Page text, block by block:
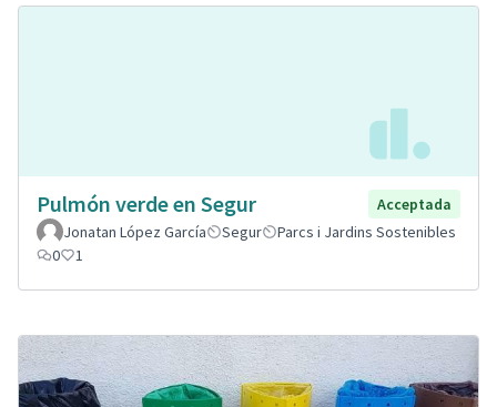
Pulmón verde en Segur
Acceptada
Jonatan López García
Segur
Parcs i Jardins Sostenibles
0
1